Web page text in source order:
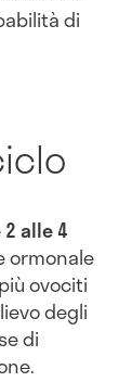
di
alle 4
ormonale
ovociti
degli
di